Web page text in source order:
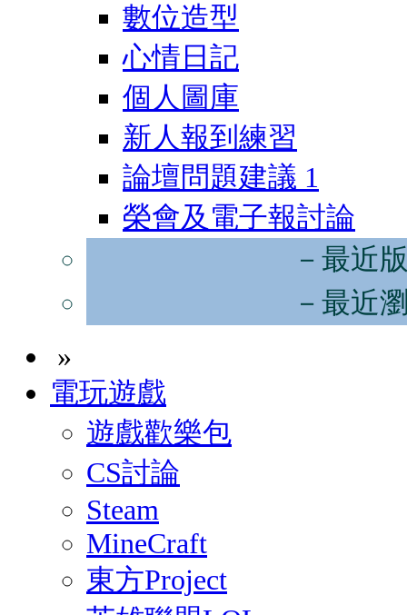
數位造型
心情日記
個人圖庫
新人報到練習
論壇問題建議 1
榮會及電子報討論
－最近
－最近
»
電玩遊戲
遊戲歡樂包
CS討論
Steam
MineCraft
東方Project